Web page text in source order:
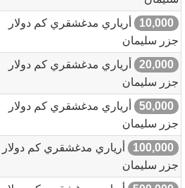
10,000
أرياري مدغشقري كم دولار
جزر سليمان
20,000
أرياري مدغشقري كم دولار
جزر سليمان
50,000
أرياري مدغشقري كم دولار
جزر سليمان
100,000
أرياري مدغشقري كم دولار
جزر سليمان